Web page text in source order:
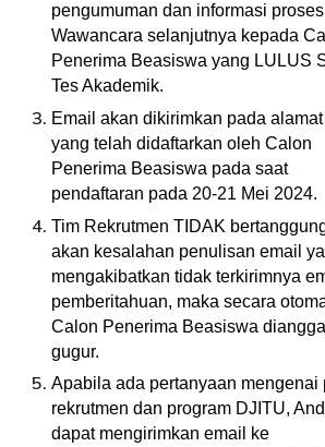
pengumuman dan informasi
Wawancara selanjutnya kepada
Penerima Beasiswa yang LULUS
Tes Akademik.
Email akan dikirimkan pada alamat
yang telah didaftarkan oleh Calon
Penerima Beasiswa pada saat
pendaftaran pada 20-21 Mei 2024.
Tim Rekrutmen TIDAK
akan kesalahan penulisan email
mengakibatkan tidak terkirimnya
pemberitahuan, maka secara
Calon Penerima Beasiswa
gugur.
Apabila ada pertanyaan mengenai
rekrutmen dan program DJITU,
dapat mengirimkan email ke